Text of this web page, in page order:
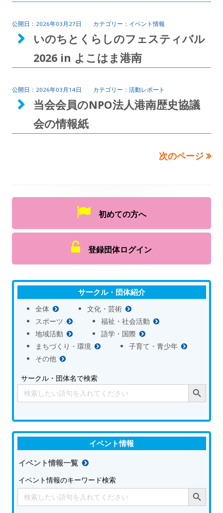
2026年03月27日 イベント情報
いのちとくらしのフェスティバル
2026 in よこはま港南
2026年03月14日 活動レポート
当会会員のNPO法人港南歴史協議
会の情報紙
次のページ
初めての方へ
登録団体ログイン
サークル・団体紹介
全体
文化・芸術
スポーツ
福祉・社会活動
地域活動
語学・国際
まちづくり・環境
子育て・青少年
その他
サークル・団体名で検索
Search
for:
Search Button
イベント情報
イベント情報一覧
イベント情報のキーワード検索
Search
for:
Search Button